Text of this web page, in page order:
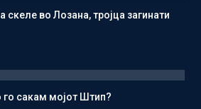
скеле во Лозана, тројца загинати
сакам мојот Штип?